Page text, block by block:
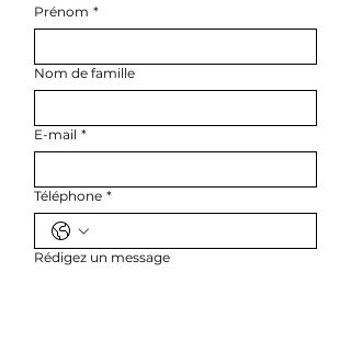
Prénom *
Nom de famille
E-mail *
Téléphone *
Rédigez un message